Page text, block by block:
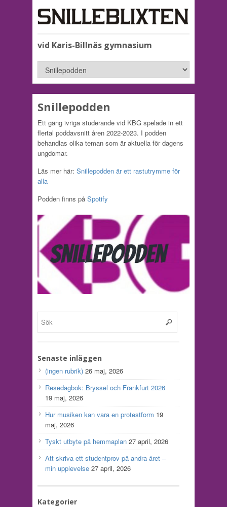
vid Karis-Billnäs gymnasium
Snillepodden
Ett gäng ivriga studerande vid KBG spelade in ett
flertal poddavsnitt åren 2022-2023. I podden
behandlas olika teman som är aktuella för dagens
ungdomar.
Läs mer här: Snillepodden är ett rastutrymme för
alla
Podden finns på Spotify
Senaste inläggen
(ingen rubrik) 26 maj, 2026
Resedagbok: Bryssel och Frankfurt 2026
19 maj, 2026
Hur musiken kan vara en protestform 19
maj, 2026
Tyskt utbyte på hemmaplan 27 april, 2026
Att skriva ett studentprov på andra året –
min upplevelse 27 april, 2026
Kategorier